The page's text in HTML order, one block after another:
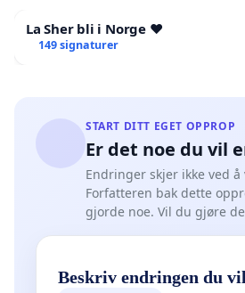
La Sher bli i Norge ❤️
149 signaturer
START DITT EGET OPPROP
Er det noe du vil
Endringer skjer ikke ved
Forfatteren bak dette
gjorde noe. Vil du gjøre
Beskriv endringen du